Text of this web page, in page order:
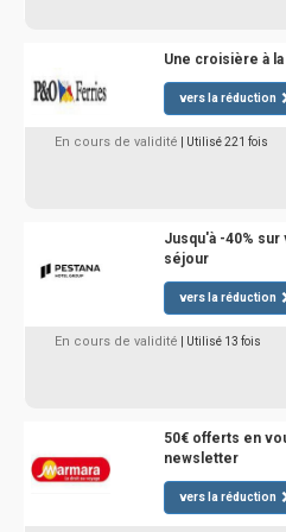
Une croisière à
vers la réduction
En cours de validité | Utilisé 221 fois
Jusqu'à -40%
séjour
vers la réduction
En cours de validité | Utilisé 13 fois
50€ offerts en
newsletter
vers la réduction